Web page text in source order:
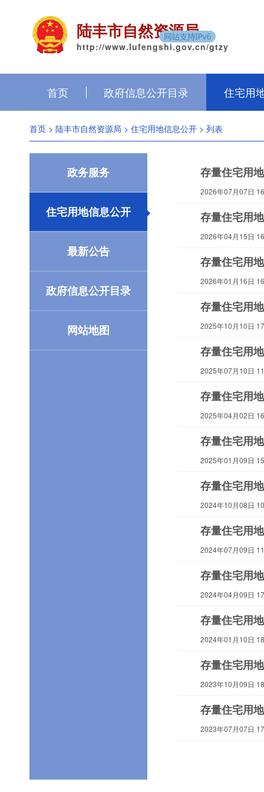
陆丰市自然资源局
http://www.lufengshi.gov.cn/gtzy
首页 政府信息公开目录 住宅用
首页 > 陆丰市自然资源局 > 住宅用地信息公开 > 列表
政务服务
住宅用地信息公开
最新公告
政府信息公开目录
网站地图
存量住宅用
2026年07月07日
存量住宅用
2026年04月15日
存量住宅用
2026年01月16日
存量住宅用
2025年10月10日
存量住宅用
2025年07月10日
存量住宅用
2025年04月02日
存量住宅用
2025年01月09日
存量住宅用
2024年10月08日
存量住宅用
2024年07月09日
存量住宅用
2024年04月09日
存量住宅用
2024年01月10日
存量住宅用
2023年10月09日
存量住宅用
2023年07月07日